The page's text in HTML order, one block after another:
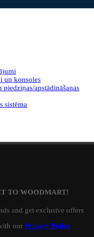
un konsoles
apstādināšanas
sistēma
TO WOODMART!
and get exclusive offers
our Privacy Policy